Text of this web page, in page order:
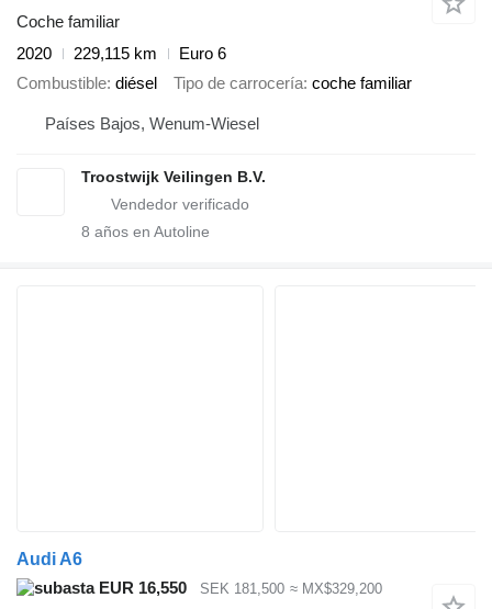
Coche familiar
2020
229,115 km
Euro 6
Combustible diésel Tipo de carrocería coche familiar
Países Bajos, Wenum-Wiesel
Troostwijk Veilingen B.V.
8 años en Autoline
Audi A6
EUR 16,550
SEK 181,500 ≈ MX$329,200